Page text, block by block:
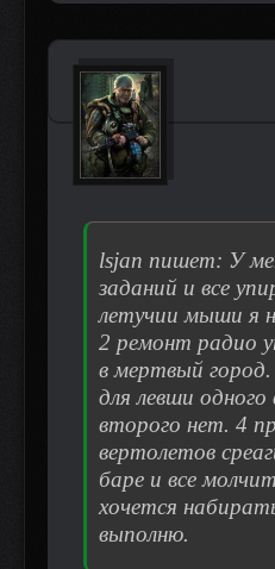
lsjan пишет: У
заданий и все
летучии мыши я
2 ремонт радио
в мертвый
для левши
второго нет. 4
вертолетов
баре и все
хочется
выполню.